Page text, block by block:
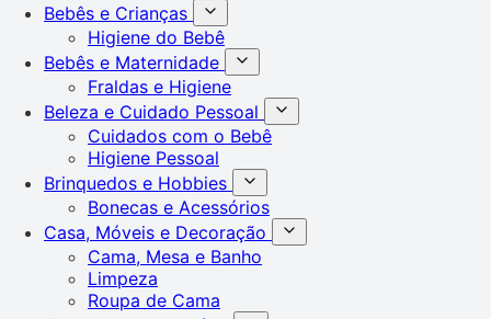
Bebês e Crianças
Higiene do Bebê
Bebês e Maternidade
Fraldas e Higiene
Beleza e Cuidado Pessoal
Cuidados com o Bebê
Higiene Pessoal
Brinquedos e Hobbies
Bonecas e Acessórios
Casa, Móveis e Decoração
Cama, Mesa e Banho
Limpeza
Roupa de Cama